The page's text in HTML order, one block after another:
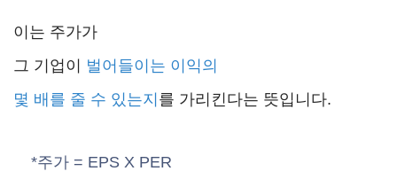
이는 주가가
그 기업이 벌어들이는 이익의
몇 배를 줄 수 있는지 를 가리킨다는 뜻입니다.
*주가 = EPS X PER